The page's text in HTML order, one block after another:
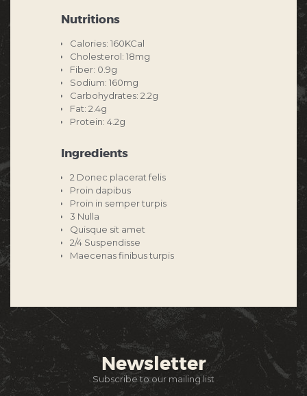
Nutritions
Calories: 160KCal
Cholesterol: 18mg
Fiber: 0.9g
Sodium: 160mg
Carbohydrates: 2.2g
Fat: 2.4g
Protein: 4.2g
Ingredients
2 Donec placerat felis
Proin dapibus
Proin in semper turpis
3 Nulla
Quisque sit amet
2/4 Suspendisse
Maecenas finibus turpis
Newsletter
Subscribe to our mailing list